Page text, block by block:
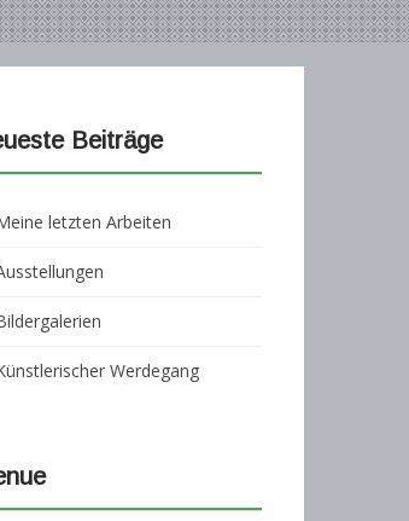
Beiträge
letzten Arbeiten
Werdegang